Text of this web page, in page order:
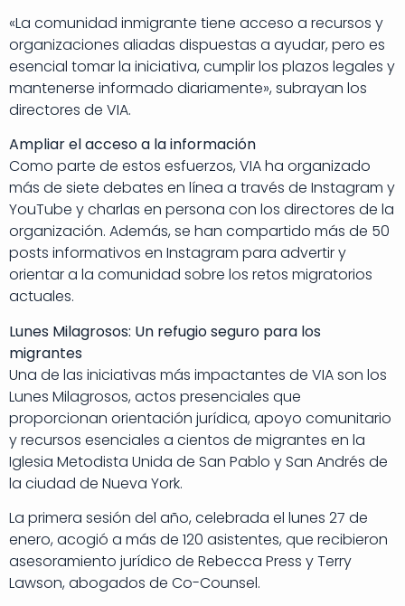
«La comunidad inmigrante tiene acceso a recursos y
organizaciones aliadas dispuestas a ayudar, pero es
esencial tomar la iniciativa, cumplir los plazos legales y
mantenerse informado diariamente», subrayan los
directores de VIA.
Ampliar el acceso a la información
Como parte de estos esfuerzos, VIA ha organizado
más de siete debates en línea a través de Instagram y
YouTube y charlas en persona con los directores de la
organización. Además, se han compartido más de 50
posts informativos en Instagram para advertir y
orientar a la comunidad sobre los retos migratorios
actuales.
Lunes Milagrosos: Un refugio seguro para los
migrantes
Una de las iniciativas más impactantes de VIA son los
Lunes Milagrosos, actos presenciales que
proporcionan orientación jurídica, apoyo comunitario
y recursos esenciales a cientos de migrantes en la
Iglesia Metodista Unida de San Pablo y San Andrés de
la ciudad de Nueva York.
La primera sesión del año, celebrada el lunes 27 de
enero, acogió a más de 120 asistentes, que recibieron
asesoramiento jurídico de Rebecca Press y Terry
Lawson, abogados de Co-Counsel.